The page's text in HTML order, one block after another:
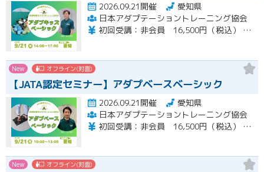
2026.09.21開催
愛知県
日本アダプテーショントレーニング協会
初回受講：非会員 16,500円（税込） 一般会員 14,850円（税込） 特待会員 13,200円（税込) 会員再受講：一般会員 3,712円（税込） 特待会員 3,300円（税込）
New オフライン(対面)
【JATA認定セミナー】アダプベースベーシック
2026.09.21開催
愛知県
日本アダプテーショントレーニング協会
初回受講：非会員 16,500円（税込） 一般会員 14,850円（税込） 特待会員 13,200円（税込) 会員再受講：一般会員 3,712円（税込） 特待会員 3,300円（税込） 支払い方法：銀行事前振り込み
New オフライン(対面)